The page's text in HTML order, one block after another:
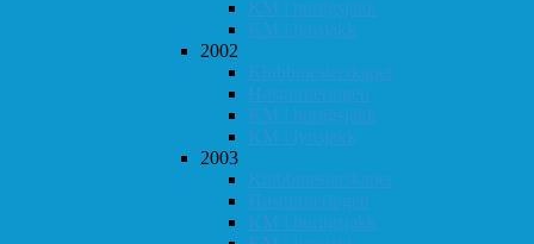
KM i hurtigsjakk
KM i lynsjakk
2002
Klubbmesterskapet
Høstturneringen
KM i hurtigsjakk
KM i lynsjakk
2003
Klubbmesterskapet
Høstturneringen
KM i hurtigsjakk